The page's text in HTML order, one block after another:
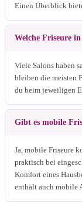
Einen Überblick
Welche Friseure
Viele Salons haben
bleiben die meisten
du beim jeweiligen
Gibt es mobile
Ja, mobile Friseure
praktisch bei
Komfort eines
enthält auch mobile